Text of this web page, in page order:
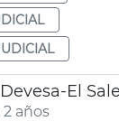
El
años